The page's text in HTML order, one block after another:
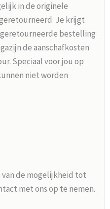
in de originele
Je krijgt
geretourneerde bestelling
de aanschafkosten
Speciaal voor jou op
niet worden
de mogelijkheid tot
met ons op te nemen.